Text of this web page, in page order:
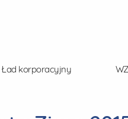
Ład korporacyjny